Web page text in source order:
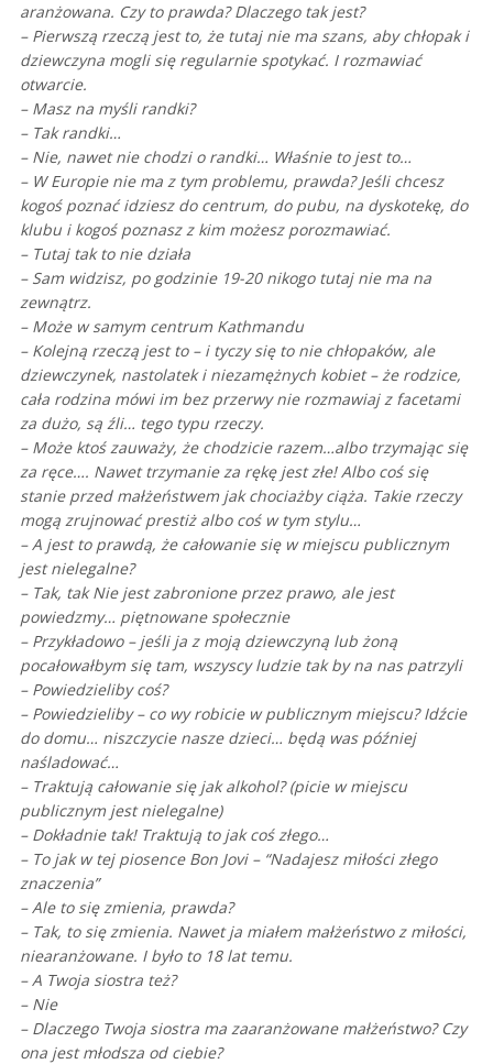
aranżowana. Czy to prawda? Dlaczego tak jest?
– Pierwszą rzeczą jest to, że tutaj nie ma szans, aby chłopak i
dziewczyna mogli się regularnie spotykać. I rozmawiać
otwarcie.
– Masz na myśli randki?
– Tak randki…
– Nie, nawet nie chodzi o randki… Właśnie to jest to…
– W Europie nie ma z tym problemu, prawda? Jeśli chcesz
kogoś poznać idziesz do centrum, do pubu, na dyskotekę, do
klubu i kogoś poznasz z kim możesz porozmawiać.
– Tutaj tak to nie działa
– Sam widzisz, po godzinie 19-20 nikogo tutaj nie ma na
zewnątrz.
– Może w samym centrum Kathmandu
– Kolejną rzeczą jest to – i tyczy się to nie chłopaków, ale
dziewczynek, nastolatek i niezamężnych kobiet – że rodzice,
cała rodzina mówi im bez przerwy nie rozmawiaj z facetami
za dużo, są źli… tego typu rzeczy.
– Może ktoś zauważy, że chodzicie razem…albo trzymając się
za ręce…. Nawet trzymanie za rękę jest złe! Albo coś się
stanie przed małżeństwem jak chociażby ciąża. Takie rzeczy
mogą zrujnować prestiż albo coś w tym stylu…
– A jest to prawdą, że całowanie się w miejscu publicznym
jest nielegalne?
– Tak, tak Nie jest zabronione przez prawo, ale jest
powiedzmy… piętnowane społecznie
– Przykładowo – jeśli ja z moją dziewczyną lub żoną
pocałowałbym się tam, wszyscy ludzie tak by na nas patrzyli
– Powiedzieliby coś?
– Powiedzieliby – co wy robicie w publicznym miejscu? Idźcie
do domu… niszczycie nasze dzieci… będą was później
naśladować…
– Traktują całowanie się jak alkohol? (picie w miejscu
publicznym jest nielegalne)
– Dokładnie tak! Traktują to jak coś złego…
– To jak w tej piosence Bon Jovi – “Nadajesz miłości złego
znaczenia”
– Ale to się zmienia, prawda?
– Tak, to się zmienia. Nawet ja miałem małżeństwo z miłości,
niearanżowane. I było to 18 lat temu.
– A Twoja siostra też?
– Nie
– Dlaczego Twoja siostra ma zaaranżowane małżeństwo? Czy
ona jest młodsza od ciebie?